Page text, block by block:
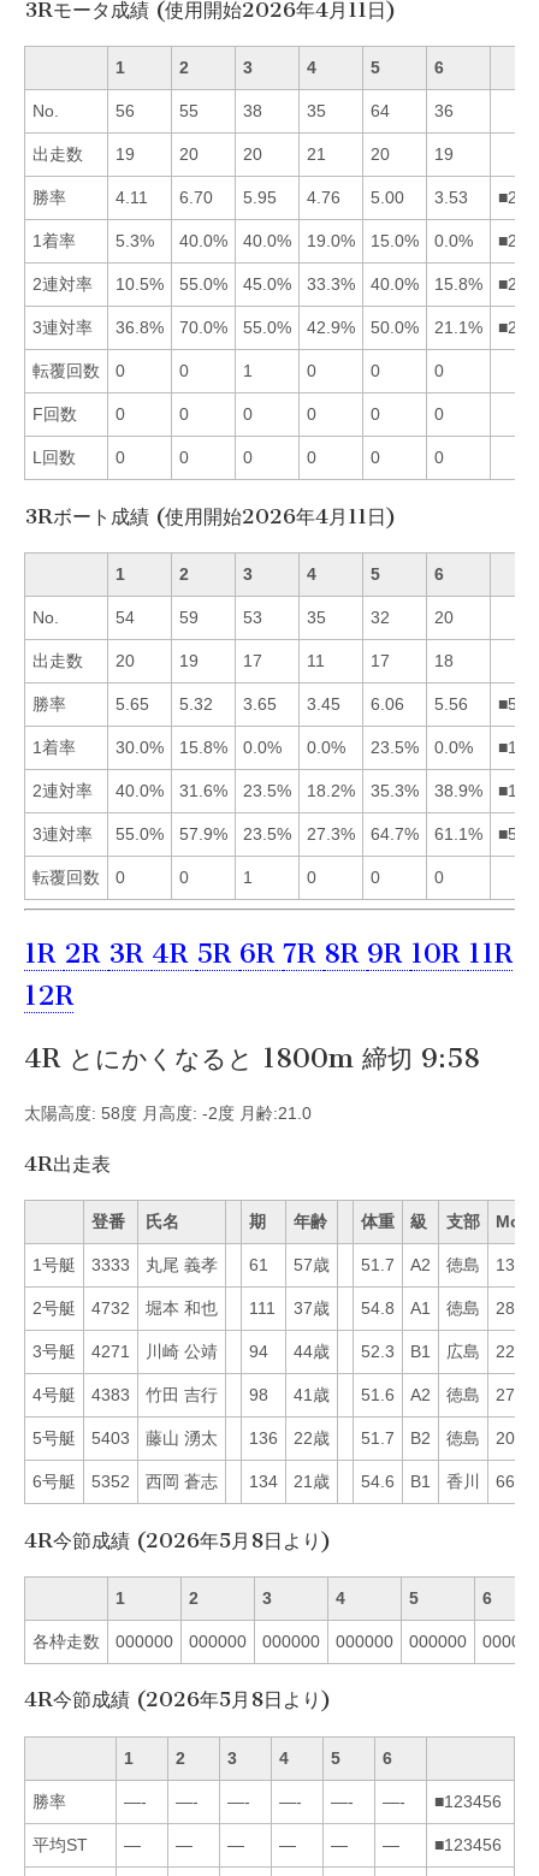
3Rモータ成績 (使用開始2026年4月11日)
1 2 3 4 5 6
No. 56 55 38 35 64 36
出走数 19 20 20 21 20 19
勝率 4.11 6.70 5.95 4.76 5.00 3.53
1着率 5.3% 40.0% 40.0% 19.0% 15.0% 0.0%
2連対率 10.5% 55.0% 45.0% 33.3% 40.0% 15.8%
3連対率 36.8% 70.0% 55.0% 42.9% 50.0% 21.1%
転覆回数 0 0 1 0 0 0
F回数 0 0 0 0 0 0
L回数 0 0 0 0 0 0
3Rボート成績 (使用開始2026年4月11日)
1 2 3 4 5 6
No. 54 59 53 35 32 20
出走数 20 19 17 11 17 18
勝率 5.65 5.32 3.65 3.45 6.06 5.56
1着率 30.0% 15.8% 0.0% 0.0% 23.5% 0.0%
2連対率 40.0% 31.6% 23.5% 18.2% 35.3% 38.9%
3連対率 55.0% 57.9% 23.5% 27.3% 64.7% 61.1%
転覆回数 0 0 1 0 0 0
1R 2R 3R 4R 5R 6R 7R 8R 9R 10R 11R
12R
4R とにかくなると 1800m 締切 9:58
太陽高度: 58度 月高度: -2度 月齢:21.0
4R出走表
登番 氏名 期 年齢 体重 級 支部 Mo
1号艇 3333 丸尾 義孝 61 57歳 51.7 A2 徳島 13
2号艇 4732 堀本 和也 111 37歳 54.8 A1 徳島 28
3号艇 4271 川崎 公靖 94 44歳 52.3 B1 広島 22
4号艇 4383 竹田 吉行 98 41歳 51.6 A2 徳島 27
5号艇 5403 藤山 湧太 136 22歳 51.7 B2 徳島 20
6号艇 5352 西岡 蒼志 134 21歳 54.6 B1 香川 66
4R今節成績 (2026年5月8日より)
1 2 3 4 5 6
各枠走数 000000 000000 000000 000000 000000 000000
4R今節成績 (2026年5月8日より)
1 2 3 4 5 6
勝率 —- —- —- —- —- —- ■123456
平均ST — — — — — — ■123456